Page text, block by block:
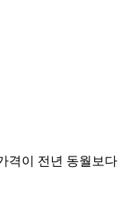
격이 전년 동월보다